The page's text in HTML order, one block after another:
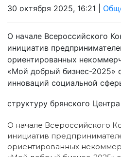
30 октября 2025, 16:21 |
О начале Всероссийского
инициатив
ориентированных
«Мой добрый бизнес-2025»
инноваций социальной
структуру брянского
О начале Всероссийского
инициатив
ориентированных